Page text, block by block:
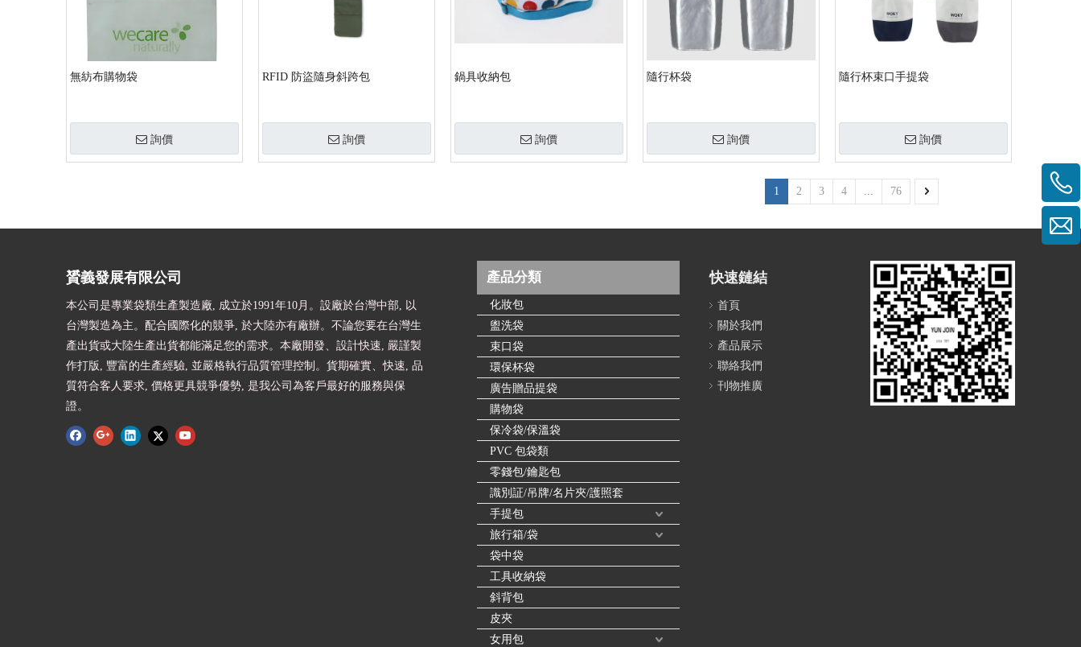
無紡布購物袋
詢價
RFID 防盜隨身斜跨包
詢價
鍋具收納包
詢價
隨行杯袋
詢價
隨行杯束口手提袋
詢價
1 2 3 4 ... 76
贇義發展有限公司
本公司是專業袋類生產製造廠, 成立於1991年10月。設廠於台灣中部, 以
台灣製造為主。配合國際化的競爭, 於大陸亦有廠辦。不論您要在台灣生
產出貨或大陸生產出貨都能滿足您的需求。本廠開發、設計快速, 嚴謹製
作打版, 豐富的生產經驗, 並嚴格執行品質管理控制。貨期確實、快速, 品
質符合客人要求, 價格更具競爭優勢, 是我公司為客戶最好的服務與保
證。
產品分類
化妝包
盥洗袋
束口袋
環保杯袋
廣告贈品提袋
購物袋
保冷袋/保溫袋
PVC 包袋類
零錢包/鑰匙包
識別証/吊牌/名片夾/護照套
手提包
旅行箱/袋
袋中袋
工具收納袋
斜背包
皮夾
女用包
快速鏈結
首頁
關於我們
產品展示
聯絡我們
刊物推廣